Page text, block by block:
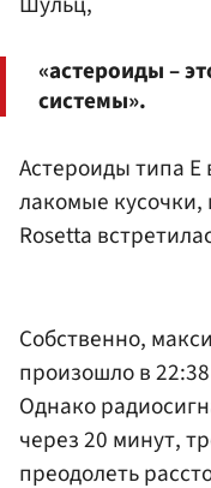
«астероиды –
системы».
Астероиды типа E
лакомые кусочки,
Rosetta
Собственно,
произошло в
Однако
через 20 минут,
преодолеть